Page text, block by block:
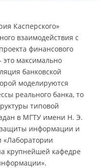
Касперского»
взаимодействия с
финансового
максимально
банковской
моделируются
реального банка, то
типовой
в МГТУ имени Н. Э.
информации и
«Лаборатории
крупнейшей кафедре